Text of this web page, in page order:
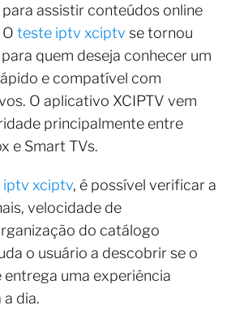
assistir conteúdos online
teste iptv xciptv se tornou
quem deseja conhecer um
e compatível com
O aplicativo XCIPTV vem
principalmente entre
e Smart TVs.
iptv xciptv, é possível verificar a
velocidade de
do catálogo
o usuário a descobrir se o
uma experiência
dia.